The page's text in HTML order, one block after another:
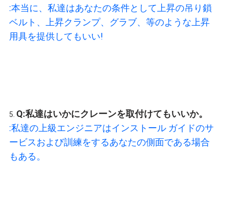
:本当に、私達はあなたの条件として上昇の吊り鎖
ベルト、上昇クランプ、グラブ、等のような上昇
用具を提供してもいい!
5. Q:私達はいかにクレーンを取付けてもいいか。
:私達の上級エンジニアはインストール ガイドのサ
ービスおよび訓練をするあなたの側面である場合
もある。